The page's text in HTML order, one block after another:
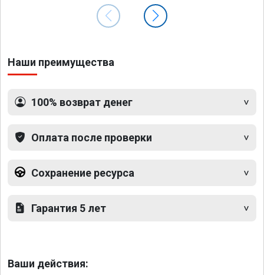
Наши преимущества
100% возврат денег
Оплата после проверки
Сохранение ресурса
Гарантия 5 лет
Ваши действия: